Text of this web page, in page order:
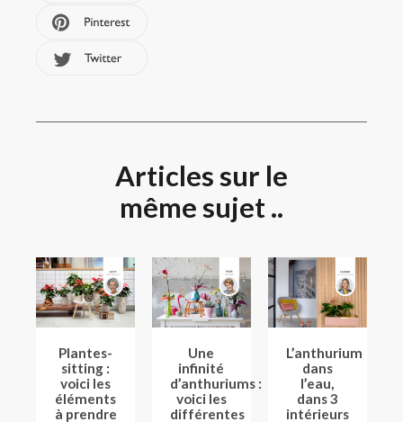
Articles sur le
même sujet ..
Plantes-
sitting :
voici les
éléments
à prendre
Une
infinité
d’anthuriums :
voici les
différentes
L’anthurium
dans
l’eau,
dans 3
intérieurs